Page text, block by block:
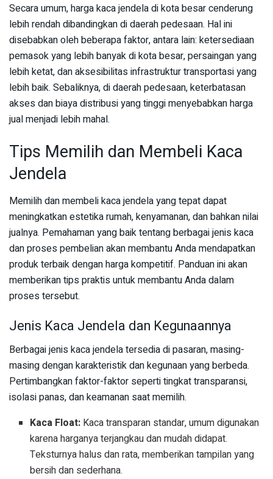
Secara umum, harga kaca jendela di kota besar cenderung
lebih rendah dibandingkan di daerah pedesaan. Hal ini
disebabkan oleh beberapa faktor, antara lain: ketersediaan
pemasok yang lebih banyak di kota besar, persaingan yang
lebih ketat, dan aksesibilitas infrastruktur transportasi yang
lebih baik. Sebaliknya, di daerah pedesaan, keterbatasan
akses dan biaya distribusi yang tinggi menyebabkan harga
jual menjadi lebih mahal.
Tips Memilih dan Membeli Kaca
Jendela
Memilih dan membeli kaca jendela yang tepat dapat
meningkatkan estetika rumah, kenyamanan, dan bahkan nilai
jualnya. Pemahaman yang baik tentang berbagai jenis kaca
dan proses pembelian akan membantu Anda mendapatkan
produk terbaik dengan harga kompetitif. Panduan ini akan
memberikan tips praktis untuk membantu Anda dalam
proses tersebut.
Jenis Kaca Jendela dan Kegunaannya
Berbagai jenis kaca jendela tersedia di pasaran, masing-
masing dengan karakteristik dan kegunaan yang berbeda.
Pertimbangkan faktor-faktor seperti tingkat transparansi,
isolasi panas, dan keamanan saat memilih.
Kaca Float: Kaca transparan standar, umum digunakan
karena harganya terjangkau dan mudah didapat.
Teksturnya halus dan rata, memberikan tampilan yang
bersih dan sederhana.